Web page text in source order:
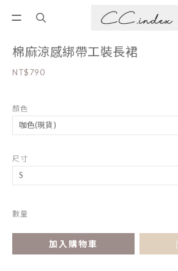
棉麻涼感綁帶工裝長裙
NT$790
顏色
尺寸
數量
加入購物車